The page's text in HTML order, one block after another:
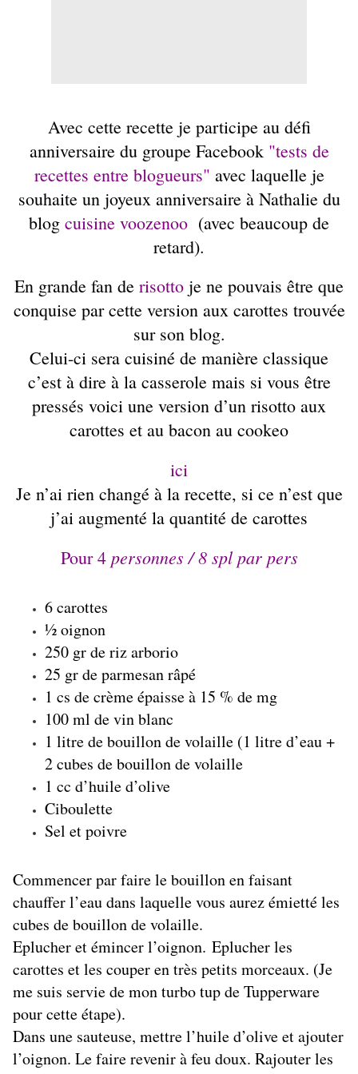
Avec cette recette je participe au défi
anniversaire du groupe Facebook "tests de
recettes entre blogueurs" avec laquelle je
souhaite un joyeux anniversaire à Nathalie du
blog cuisine voozenoo (avec beaucoup de
retard).
En grande fan de risotto je ne pouvais être que
conquise par cette version aux carottes trouvée
sur son blog.
Celui-ci sera cuisiné de manière classique
c’est à dire à la casserolemais si vous être
pressés voici une version d’un risotto aux
carottes et au bacon au cookeo
ici
Je n’ai rien changé à la recette, si ce n’est que
j’ai augmenté la quantité de carottes
Pour 4personnes / 8 spl par pers
6carottes
½ oignon
250 gr derizarborio
25 gr de parmesan râpé
1 cs de crème épaisse à 15 % de mg
100 ml de vin blanc
1 litre de bouillon de volaille (1 litre d’eau +
2 cubes de bouillon de volaille
1 cc d’huile d’olive
Ciboulette
Sel et poivre
Commencer par faire le bouillon en faisant
chauffer l’eau dans laquelle vous aurez émietté les
cubes de bouillon de volaille.
Eplucher et émincer l’oignon. Eplucher les
carottes et les couper en très petits morceaux. (Je
me suis servie de mon turbo tup de Tupperware
pour cette étape).
Dans une sauteuse, mettre l’huile d’olive et ajouter
l’oignon. Le faire revenir à feu doux. Rajouter les